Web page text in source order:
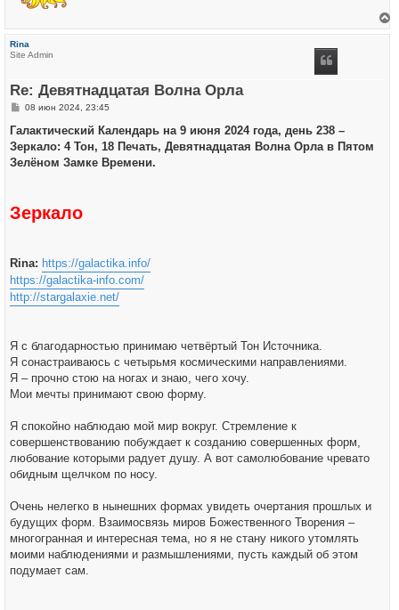
Rina
Site Admin
Re: Девятнадцатая Волна Орла
С
о
щ
е
08 июн 2024, 23:45
Галактический Календарь на 9 июня 2024 года, день 238 –
Зеркало: 4 Тон, 18 Печать, Девятнадцатая Волна Орла в Пятом
Зелёном Замке Времени.
Зеркало
Rina: https://galactika.info/
https://galactika-info.com/
http://stargalaxie.net/
Я с благодарностью принимаю четвёртый Тон Источника.
Я сонастраиваюсь с четырьмя космическими направлениями.
Я – прочно стою на ногах и знаю, чего хочу.
Мои мечты принимают свою форму.
Я спокойно наблюдаю мой мир вокруг. Стремление к
совершенствованию побуждает к созданию совершенных форм,
любование которыми радует душу. А вот самолюбование чревато
обидным щелчком по носу.
Очень нелегко в нынешних формах увидеть очертания прошлых и
будущих форм. Взаимосвязь миров Божественного Творения –
многогранная и интересная тема, но я не стану никого утомлять
моими наблюдениями и размышлениями, пусть каждый об этом
подумает сам.